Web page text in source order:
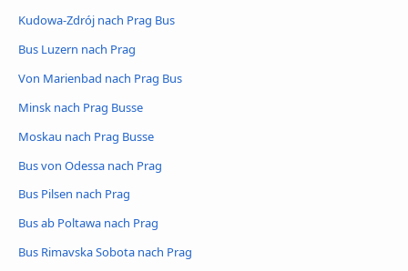
Kudowa-Zdrój nach Prag Bus
Bus Luzern nach Prag
Von Marienbad nach Prag Bus
Minsk nach Prag Busse
Moskau nach Prag Busse
Bus von Odessa nach Prag
Bus Pilsen nach Prag
Bus ab Poltawa nach Prag
Bus Rimavska Sobota nach Prag